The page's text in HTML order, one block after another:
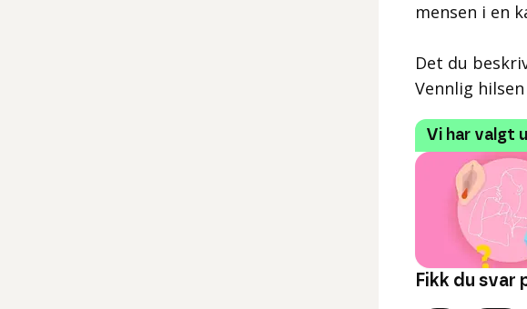
mensen i en
Det du
Vennlig
Vi har valgt
Fikk du svar